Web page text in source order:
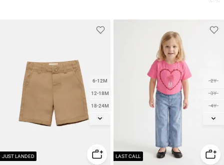
LAST CALL
2Y
3Y
4Y
5Y
8Y
JUST LANDED
6-12M
12-18M
18-24M
2Y